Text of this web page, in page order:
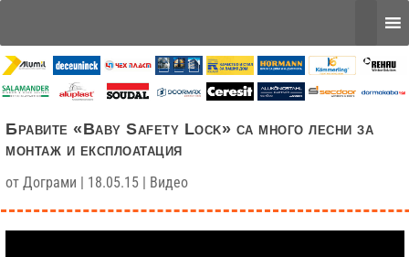
Бравите «Baby Safety Lock» са много лесни за
монтаж и експлоатация
от Дограми | 18.05.15 | Видео